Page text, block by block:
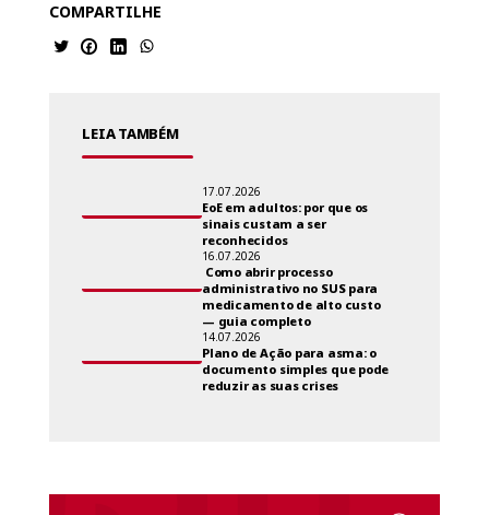
COMPARTILHE
LEIA TAMBÉM
17.07.2026
EoE em adultos: por que os
sinais custam a ser
reconhecidos
16.07.2026
Como abrir processo
administrativo no SUS para
medicamento de alto custo
— guia completo
14.07.2026
Plano de Ação para asma: o
documento simples que pode
reduzir as suas crises